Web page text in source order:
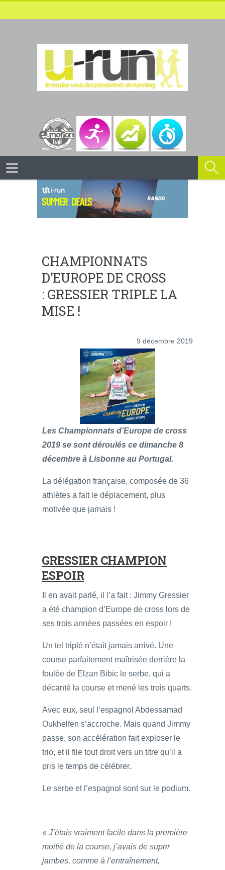
CHAMPIONNATS
D’EUROPE DE CROSS
: GRESSIER TRIPLE LA
MISE !
9 décembre 2019
Les Championnats d’Europe de cross
2019 se sont déroulés ce dimanche 8
décembre à Lisbonne au Portugal.
La délégation française, composée de 36
athlètes a fait le déplacement, plus
motivée que jamais !
GRESSIER CHAMPION
ESPOIR
Il en avait parlé, il l’a fait : Jimmy Gressier
a été champion d’Europe de cross lors de
ses trois années passées en espoir !
Un tel triplé n’était jamais arrivé. Une
course parfaitement maîtrisée derrière la
foulée de Elzan Bibic le serbe, qui a
décanté la course et mené les trois quarts.
Avec eux, seul l’espagnol Abdessamad
Oukhelfen s’accroche. Mais quand Jimmy
passe, son accélération fait exploser le
trio, et il file tout droit vers un titre qu’il a
pris le temps de célébrer.
Le serbe et l’espagnol sont sur le podium.
« J’étais vraiment facile dans la première
moitié de la course, j’avais de super
jambes, comme à l’entraînement,